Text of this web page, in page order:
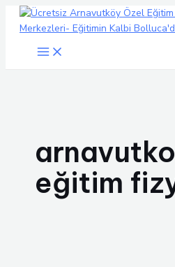
İçeriğe
atla
Main
Menu
eğitim